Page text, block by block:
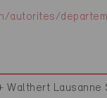
autorites/
Walthert Lausanne